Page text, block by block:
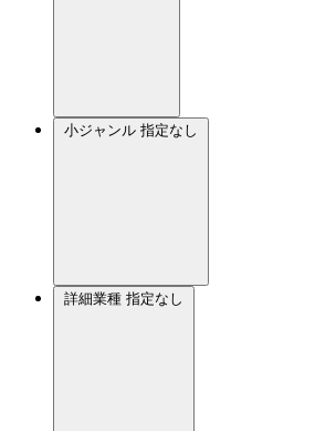
小ジャンル 指定なし
詳細業種 指定なし